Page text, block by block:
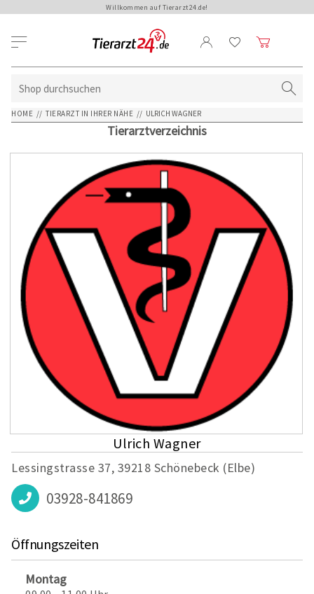
Willkommen auf Tierarzt24.de!
HOME // TIERARZT IN IHRER NÄHE // ULRICH WAGNER
Tierarztverzeichnis
Ulrich Wagner
Lessingstrasse 37, 39218 Schönebeck (Elbe)
03928-841869
Öffnungszeiten
Montag